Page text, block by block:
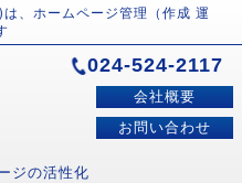
、ホームページ管理（作成 運
ジの活性化
024-524-2117
会社概要
お問い合わせ